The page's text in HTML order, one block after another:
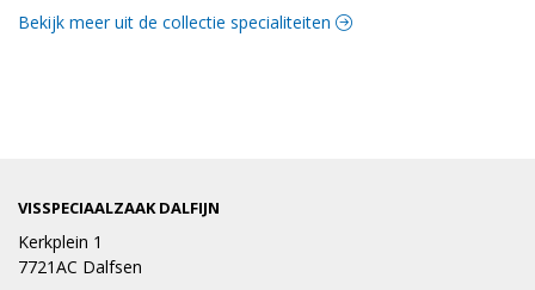
Bekijk meer uit de collectie specialiteiten
VISSPECIAALZAAK DALFIJN
Kerkplein 1
7721AC Dalfsen